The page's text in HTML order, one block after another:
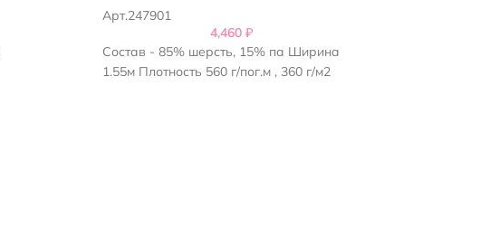
Арт.247901
4,460 ₽
Cостав - 85% шерсть, 15% па Ширина
1.55м Плотность 560 г/пог.м , 360 г/м2